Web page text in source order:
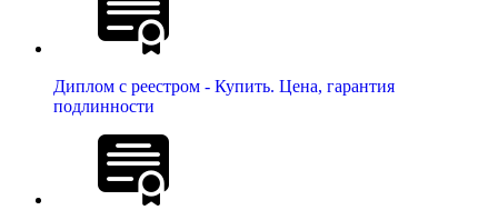
Диплом с реестром - Купить. Цена, гарантия
подлинности